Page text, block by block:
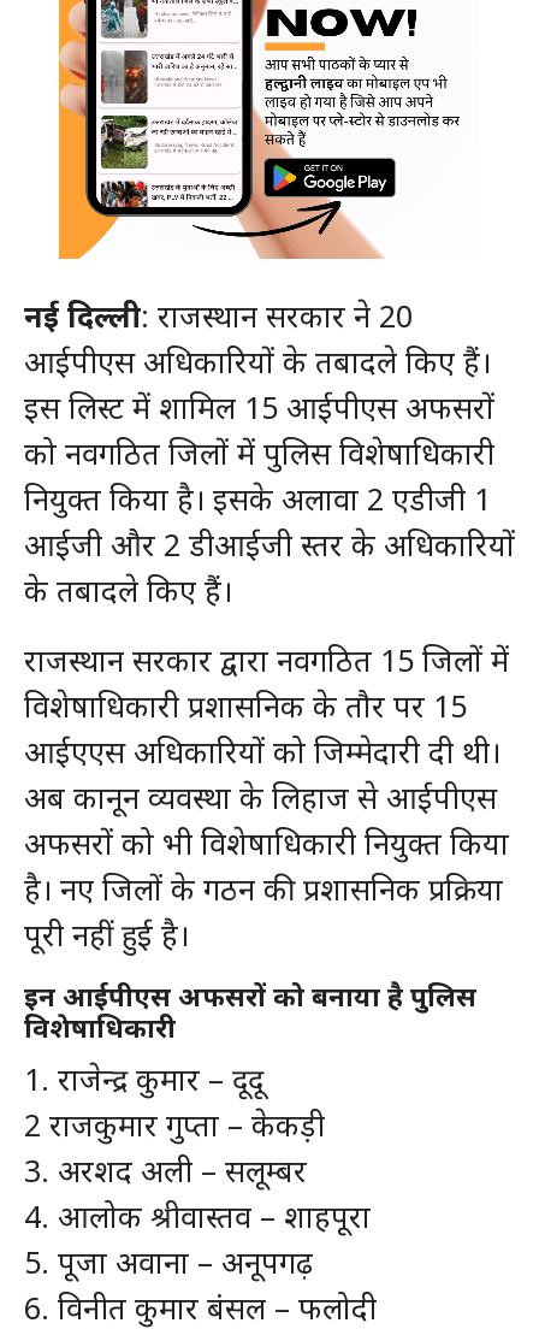
नई दिल्ली: राजस्थान सरकार ने 20
आईपीएस अधिकारियों के तबादले किए हैं।
इस लिस्ट में शामिल 15 आईपीएस अफसरों
को नवगठित जिलों में पुलिस विशेषाधिकारी
नियुक्त किया है। इसके अलावा 2 एडीजी 1
आईजी और 2 डीआईजी स्तर के अधिकारियों
के तबादले किए हैं।
राजस्थान सरकार द्वारा नवगठित 15 जिलों में
विशेषाधिकारी प्रशासनिक के तौर पर 15
आईएएस अधिकारियों को जिम्मेदारी दी थी।
अब कानून व्यवस्था के लिहाज से आईपीएस
अफसरों को भी विशेषाधिकारी नियुक्त किया
है। नए जिलों के गठन की प्रशासनिक प्रक्रिया
पूरी नहीं हुई है।
इन आईपीएस अफसरों को बनाया है पुलिस
विशेषाधिकारी
1. राजेन्द्र कुमार – दूदू
2 राजकुमार गुप्ता – केकड़ी
3. अरशद अली – सलूम्बर
4. आलोक श्रीवास्तव – शाहपूरा
5. पूजा अवाना – अनूपगढ़
6. विनीत कुमार बंसल – फलोदी